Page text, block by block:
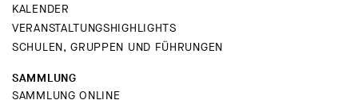
KALENDER
VERANSTALTUNGSHIGHLIGHTS
SCHULEN, GRUPPEN UND FÜHRUNGEN
SAMMLUNG
SAMMLUNG ONLINE